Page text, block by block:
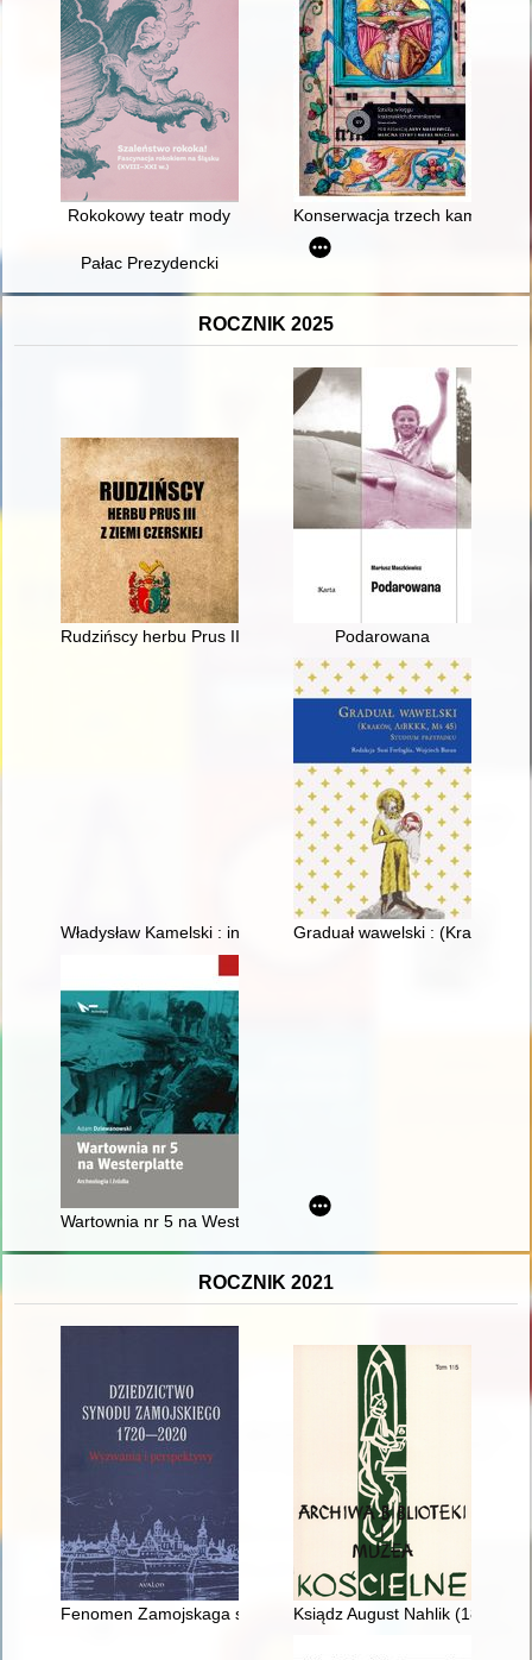
Rokokowy teatr mody Konserwacja trzech
Pałac Prezydencki
ROCZNIK 2025
Rudzińscy herbu Prus III z ziemi ciechanowskiej w
Podarowana
Władysław Kamelski : inżynier, farmaceuta, społecznik,
Graduał wawelski : (Kraków,
Wartownia nr 5 na Westerplatte : archeologia i źródła
ROCZNIK 2021
Fenomen Zamojskaga saboru 1720 g. : gìstaryâgrafìčnyâ
Ksiądz August Nahlik (1812-